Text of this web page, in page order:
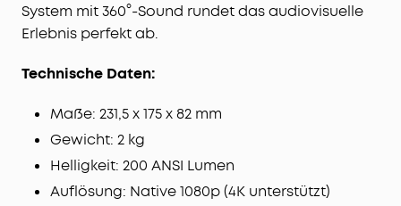
System mit 360°-Sound rundet das audiovisuelle
Erlebnis perfekt ab.
Technische Daten:
Maße: 231,5 x 175 x 82 mm
Gewicht: 2 kg
Helligkeit: 200 ANSI Lumen
Auflösung: Native 1080p (4K unterstützt)